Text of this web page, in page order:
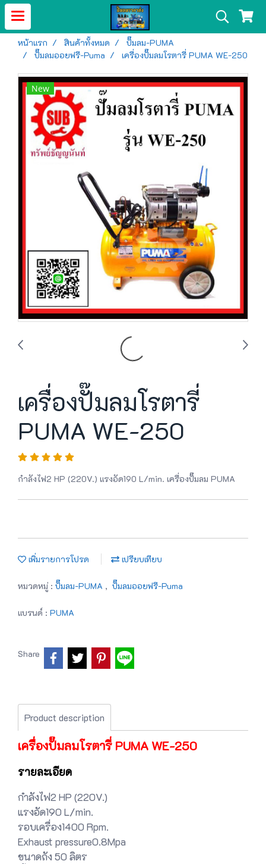
หน้าแรก สินค้าทั้งหมด
ปั๊มลม-PUMA
ปั๊มลมออยฟรี-Puma
เครื่องปั๊มลมโรตารี่ PUMA WE-250
New
เครื่องปั๊มลมโรตารี่
PUMA WE-250
กำลังไฟ2 HP (220V.) แรงอัด190 L/min. เครื่องปั๊มลม PUMA
เพิ่มรายการโปรด เปรียบเทียบ
หมวดหมู่ : ปั๊มลม-PUMA , ปั๊มลมออยฟรี-Puma
แบรนด์ : PUMA
Share
Product description
เครื่องปั๊มลมโรตารี่ PUMA WE-250
รายละเอียด
กำลังไฟ2 HP (220V.)
แรงอัด190 L/min.
รอบเครื่อง1400 Rpm.
Exhaust pressure0.8Mpa
ขนาดถัง 50 ลิตร